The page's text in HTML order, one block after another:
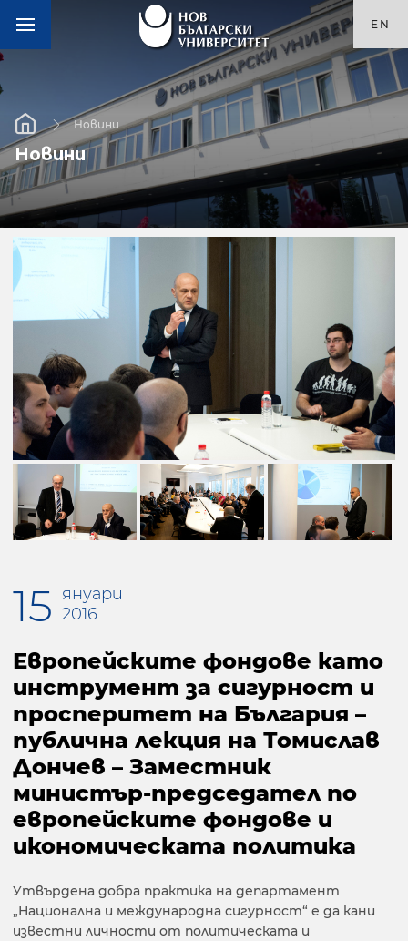
EN
Новини
Новини
15 януари
2016
Европейските фондове като
инструмент за сигурност и
просперитет на България –
публична лекция на Томислав
Дончев – Заместник
министър-председател по
европейските фондове и
икономическата политика
Утвърдена добра практика на департамент
„Национална и международна сигурност“ е да кани
известни личности от политическата и